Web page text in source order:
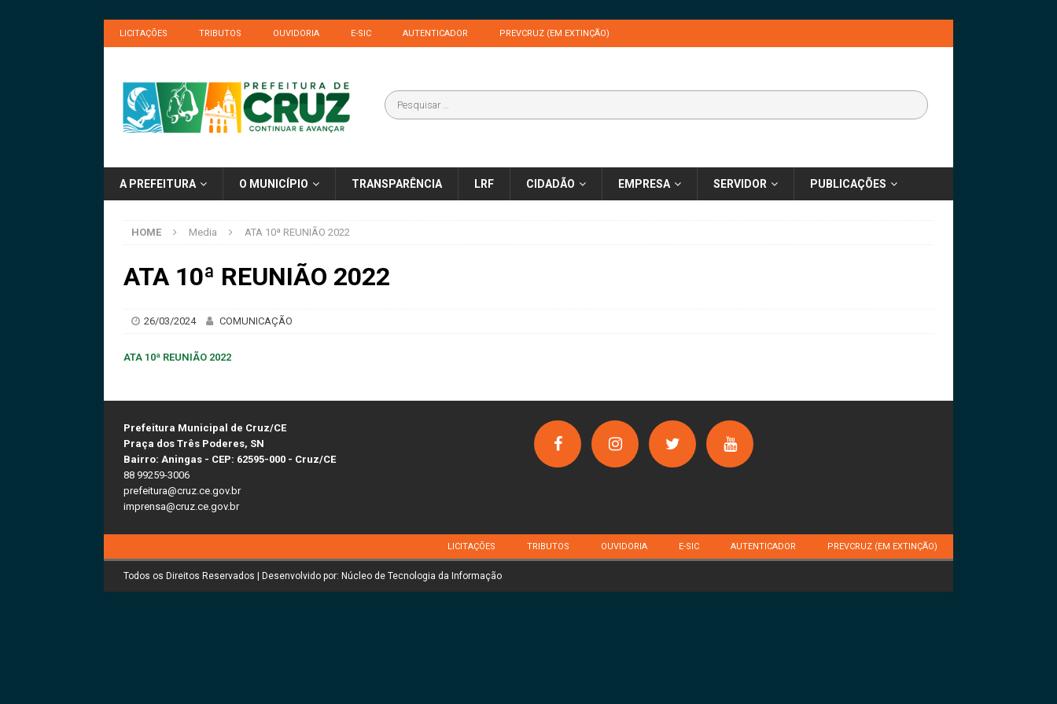
LICITAÇÕES TRIBUTOS OUVIDORIA E-SIC AUTENTICADOR PREVCRUZ (EM EXTINÇÃO)
A PREFEITURA O MUNICÍPIO TRANSPARÊNCIA LRF CIDADÃO EMPRESA SERVIDOR PUBLICAÇÕES
HOME Media ATA 10ª REUNIÃO 2022
ATA 10ª REUNIÃO 2022
26/03/2024 COMUNICAÇÃO
ATA 10ª REUNIÃO 2022
Prefeitura Municipal de Cruz/CE
Praça dos Três Poderes, SN
Bairro: Aningas - CEP: 62595-000 - Cruz/CE
88 99259-3006
prefeitura@cruz.ce.gov.br
imprensa@cruz.ce.gov.br
LICITAÇÕES TRIBUTOS OUVIDORIA E-SIC AUTENTICADOR PREVCRUZ (EM EXTINÇÃO)
Todos os Direitos Reservados | Desenvolvido por: Núcleo de Tecnologia da Informação